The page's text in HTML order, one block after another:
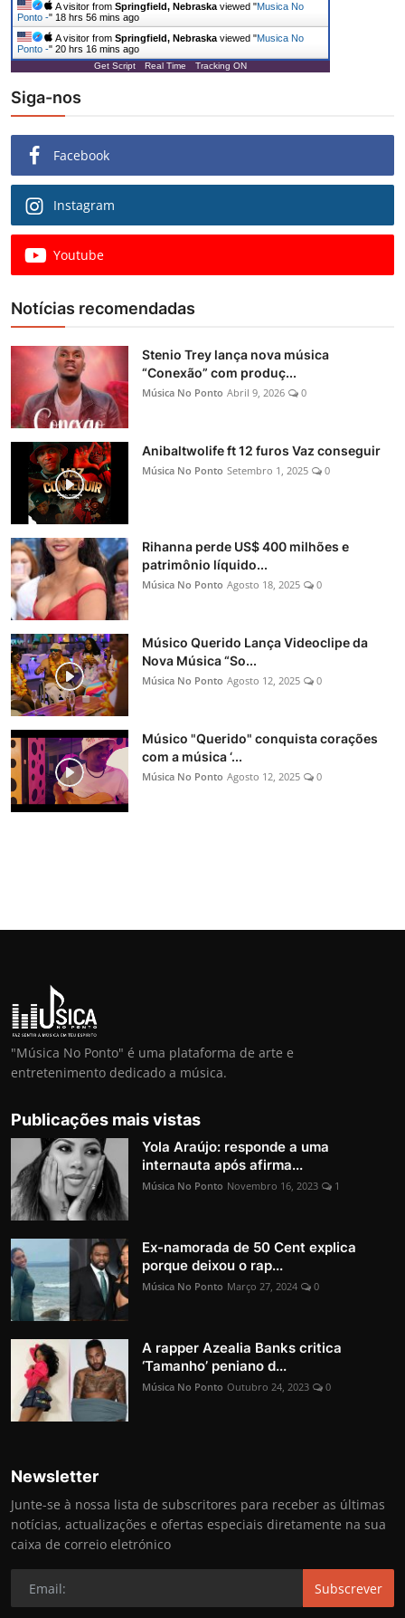
A visitor from Springfield, Nebraska viewed "Musica No
Ponto -" 18 hrs 56 mins ago
A visitor from Springfield, Nebraska viewed "Musica No
Ponto -" 20 hrs 16 mins ago
Get Script Real Time Tracking ON
Siga-nos
Facebook
Instagram
Youtube
Notícias recomendadas
Stenio Trey lança nova música
“Conexão” com produç...
Música No Ponto Abril 9, 2026 0
Anibaltwolife ft 12 furos Vaz conseguir
Música No Ponto Setembro 1, 2025 0
Rihanna perde US$ 400 milhões e
patrimônio líquido...
Música No Ponto Agosto 18, 2025 0
Músico Querido Lança Videoclipe da
Nova Música “So...
Música No Ponto Agosto 12, 2025 0
Músico "Querido" conquista corações
com a música ‘...
Música No Ponto Agosto 12, 2025 0
"Música No Ponto" é uma plataforma de arte e
entretenimento dedicado a música.
Publicações mais vistas
Yola Araújo: responde a uma
internauta após afirma...
Música No Ponto Novembro 16, 2023 1
Ex-namorada de 50 Cent explica
porque deixou o rap...
Música No Ponto Março 27, 2024 0
A rapper Azealia Banks critica
‘Tamanho’ peniano d...
Música No Ponto Outubro 24, 2023 0
Newsletter
Junte-se à nossa lista de subscritores para receber as últimas
notícias, actualizações e ofertas especiais diretamente na sua
caixa de correio eletrónico
Subscrever